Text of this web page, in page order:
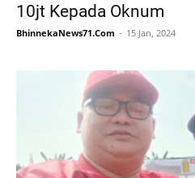
10jt Kepada Oknum
BhinnekaNews71.Com 15 Jan, 2024